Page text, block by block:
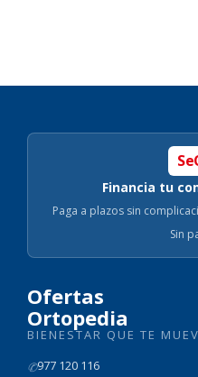
Financia tu
Paga a plazos sin
Sin
Ofertas
Ortopedia
BIENESTAR QUE TE
✆977 120 116